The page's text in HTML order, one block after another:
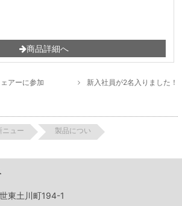
商品詳細へ
アーに参加
新入社員が2名入りました！
ニュー
製品につい
東土川町194-1